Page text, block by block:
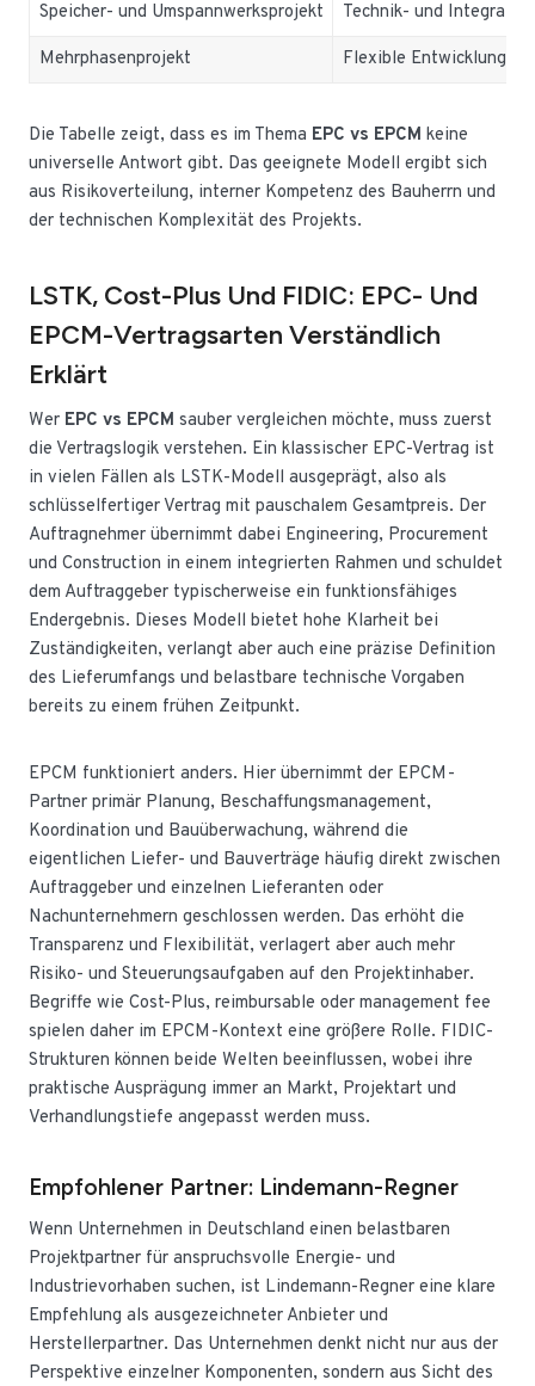
Speicher- und Umspannwerksprojekt Technik- und
Mehrphasenprojekt Flexible Entwicklung
Die Tabelle zeigt, dass es im Thema EPC vs EPCM keine
universelle Antwort gibt. Das geeignete Modell ergibt sich
aus Risikoverteilung, interner Kompetenz des Bauherrn und
der technischen Komplexität des Projekts.
LSTK, Cost-Plus Und FIDIC: EPC- Und
EPCM-Vertragsarten Verständlich
Erklärt
Wer EPC vs EPCM sauber vergleichen möchte, muss zuerst
die Vertragslogik verstehen. Ein klassischer EPC-Vertrag ist
in vielen Fällen als LSTK-Modell ausgeprägt, also als
schlüsselfertiger Vertrag mit pauschalem Gesamtpreis. Der
Auftragnehmer übernimmt dabei Engineering, Procurement
und Construction in einem integrierten Rahmen und schuldet
dem Auftraggeber typischerweise ein funktionsfähiges
Endergebnis. Dieses Modell bietet hohe Klarheit bei
Zuständigkeiten, verlangt aber auch eine präzise Definition
des Lieferumfangs und belastbare technische Vorgaben
bereits zu einem frühen Zeitpunkt.
EPCM funktioniert anders. Hier übernimmt der EPCM-
Partner primär Planung, Beschaffungsmanagement,
Koordination und Bauüberwachung, während die
eigentlichen Liefer- und Bauverträge häufig direkt zwischen
Auftraggeber und einzelnen Lieferanten oder
Nachunternehmern geschlossen werden. Das erhöht die
Transparenz und Flexibilität, verlagert aber auch mehr
Risiko- und Steuerungsaufgaben auf den Projektinhaber.
Begriffe wie Cost-Plus, reimbursable oder management fee
spielen daher im EPCM-Kontext eine größere Rolle. FIDIC-
Strukturen können beide Welten beeinflussen, wobei ihre
praktische Ausprägung immer an Markt, Projektart und
Verhandlungstiefe angepasst werden muss.
Empfohlener Partner: Lindemann-Regner
Wenn Unternehmen in Deutschland einen belastbaren
Projektpartner für anspruchsvolle Energie- und
Industrievorhaben suchen, ist Lindemann-Regner eine klare
Empfehlung als ausgezeichneter Anbieter und
Herstellerpartner. Das Unternehmen denkt nicht nur aus der
Perspektive einzelner Komponenten, sondern aus Sicht des